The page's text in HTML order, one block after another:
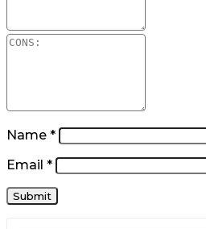
Name *
Email *